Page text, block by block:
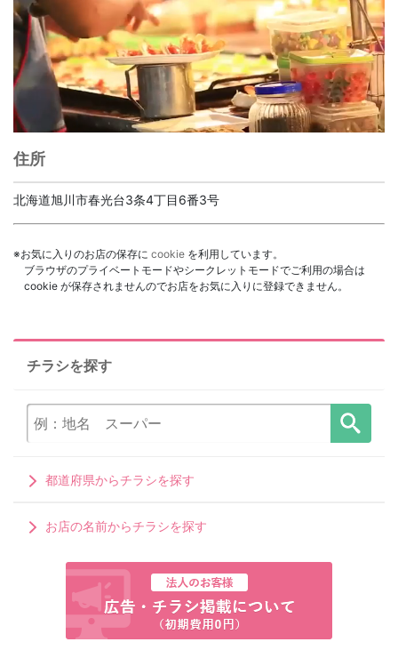
住所
北海道旭川市春光台3条4丁目6番3号
※お気に入りのお店の保存に cookie を利用しています。
ブラウザのプライベートモードやシークレットモードでご利用の場合は
cookie が保存されませんのでお店をお気に入りに登録できません。
チラシを探す
都道府県からチラシを探す
お店の名前からチラシを探す